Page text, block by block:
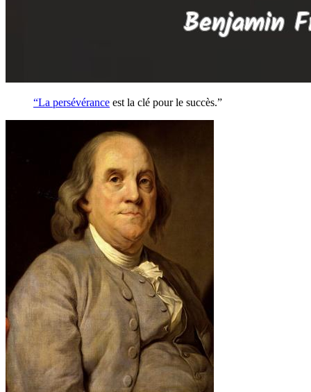
“La persévérance est la clé pour le succès.”